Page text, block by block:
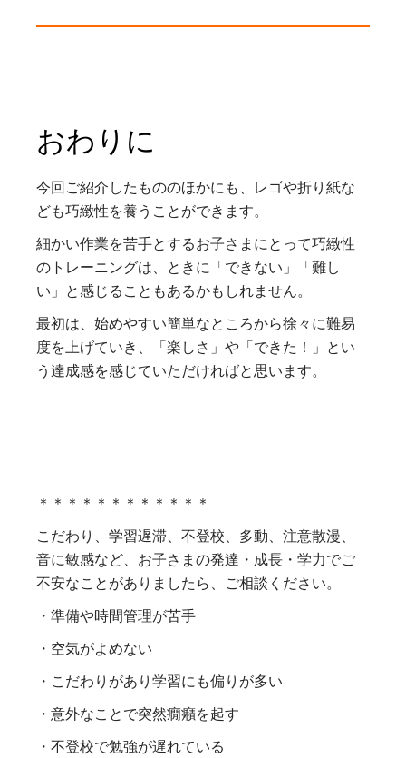
おわりに
今回ご紹介したもののほかにも、レゴや折り紙な
ども巧緻性を養うことができます。
細かい作業を苦手とするお子さまにとって巧緻性
のトレーニングは、ときに「できない」「難し
い」と感じることもあるかもしれません。
最初は、始めやすい簡単なところから徐々に難易
度を上げていき、「楽しさ」や「できた！」とい
う達成感を感じていただければと思います。
＊＊＊＊＊＊＊＊＊＊＊＊
こだわり、学習遅滞、不登校、多動、注意散漫、
音に敏感など、お子さまの発達・成長・学力でご
不安なことがありましたら、ご相談ください。
・準備や時間管理が苦手
・空気がよめない
・こだわりがあり学習にも偏りが多い
・意外なことで突然癇癪を起す
・不登校で勉強が遅れている